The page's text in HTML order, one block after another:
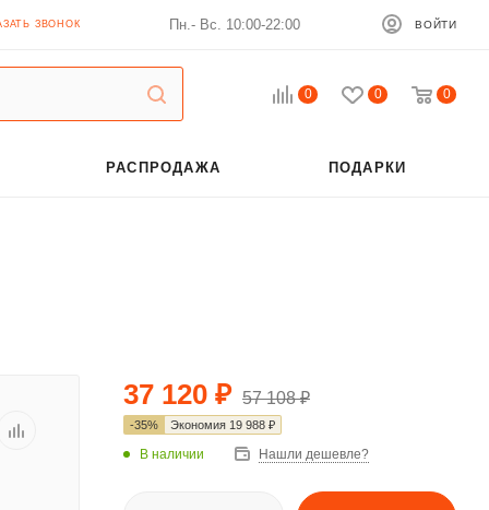
ЗВОНОК Пн.- Вс. 10:00-22:00 ВОЙТИ
0 0 0
РАСПРОДАЖА ПОДАРКИ
37 120 ₽ 57 108₽
-35% Экономия 19 988 ₽
В наличии Нашли дешевле?